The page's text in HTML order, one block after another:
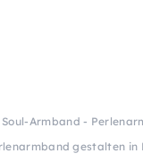
Soul-Armband -
gestalten in